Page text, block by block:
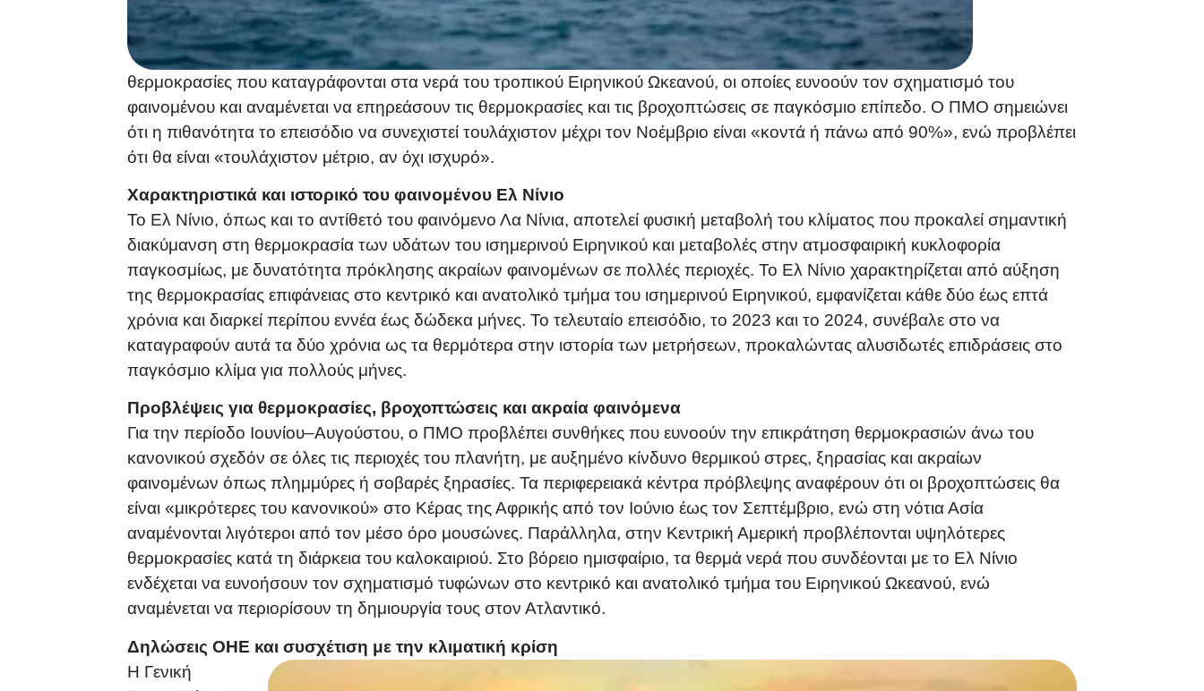
θερμοκρασίες που καταγράφονται στα νερά του τροπικού Ειρηνικού Ωκεανού, οι οποίες ευνοούν τον σχηματισμό του
φαινομένου και αναμένεται να επηρεάσουν τις θερμοκρασίες και τις βροχοπτώσεις σε παγκόσμιο επίπεδο. Ο ΠΜΟ σημειώνει
ότι η πιθανότητα το επεισόδιο να συνεχιστεί τουλάχιστον μέχρι τον Νοέμβριο είναι «κοντά ή πάνω από 90%», ενώ προβλέπει
ότι θα είναι «τουλάχιστον μέτριο, αν όχι ισχυρό».
Χαρακτηριστικά και ιστορικό του φαινομένου Ελ Νίνιο
Το Ελ Νίνιο, όπως και το αντίθετό του φαινόμενο Λα Νίνια, αποτελεί φυσική μεταβολή του κλίματος που προκαλεί σημαντική
διακύμανση στη θερμοκρασία των υδάτων του ισημερινού Ειρηνικού και μεταβολές στην ατμοσφαιρική κυκλοφορία
παγκοσμίως, με δυνατότητα πρόκλησης ακραίων φαινομένων σε πολλές περιοχές. Το Ελ Νίνιο χαρακτηρίζεται από αύξηση
της θερμοκρασίας επιφάνειας στο κεντρικό και ανατολικό τμήμα του ισημερινού Ειρηνικού, εμφανίζεται κάθε δύο έως επτά
χρόνια και διαρκεί περίπου εννέα έως δώδεκα μήνες. Το τελευταίο επεισόδιο, το 2023 και το 2024, συνέβαλε στο να
καταγραφούν αυτά τα δύο χρόνια ως τα θερμότερα στην ιστορία των μετρήσεων, προκαλώντας αλυσιδωτές επιδράσεις στο
παγκόσμιο κλίμα για πολλούς μήνες.
Προβλέψεις για θερμοκρασίες, βροχοπτώσεις και ακραία φαινόμενα
Για την περίοδο Ιουνίου–Αυγούστου, ο ΠΜΟ προβλέπει συνθήκες που ευνοούν την επικράτηση θερμοκρασιών άνω του
κανονικού σχεδόν σε όλες τις περιοχές του πλανήτη, με αυξημένο κίνδυνο θερμικού στρες, ξηρασίας και ακραίων
φαινομένων όπως πλημμύρες ή σοβαρές ξηρασίες. Τα περιφερειακά κέντρα πρόβλεψης αναφέρουν ότι οι βροχοπτώσεις θα
είναι «μικρότερες του κανονικού» στο Κέρας της Αφρικής από τον Ιούνιο έως τον Σεπτέμβριο, ενώ στη νότια Ασία
αναμένονται λιγότεροι από τον μέσο όρο μουσώνες. Παράλληλα, στην Κεντρική Αμερική προβλέπονται υψηλότερες
θερμοκρασίες κατά τη διάρκεια του καλοκαιριού. Στο βόρειο ημισφαίριο, τα θερμά νερά που συνδέονται με το Ελ Νίνιο
ενδέχεται να ευνοήσουν τον σχηματισμό τυφώνων στο κεντρικό και ανατολικό τμήμα του Ειρηνικού Ωκεανού, ενώ
αναμένεται να περιορίσουν τη δημιουργία τους στον Ατλαντικό.
Δηλώσεις ΟΗΕ και συσχέτιση με την κλιματική κρίση
Η Γενική